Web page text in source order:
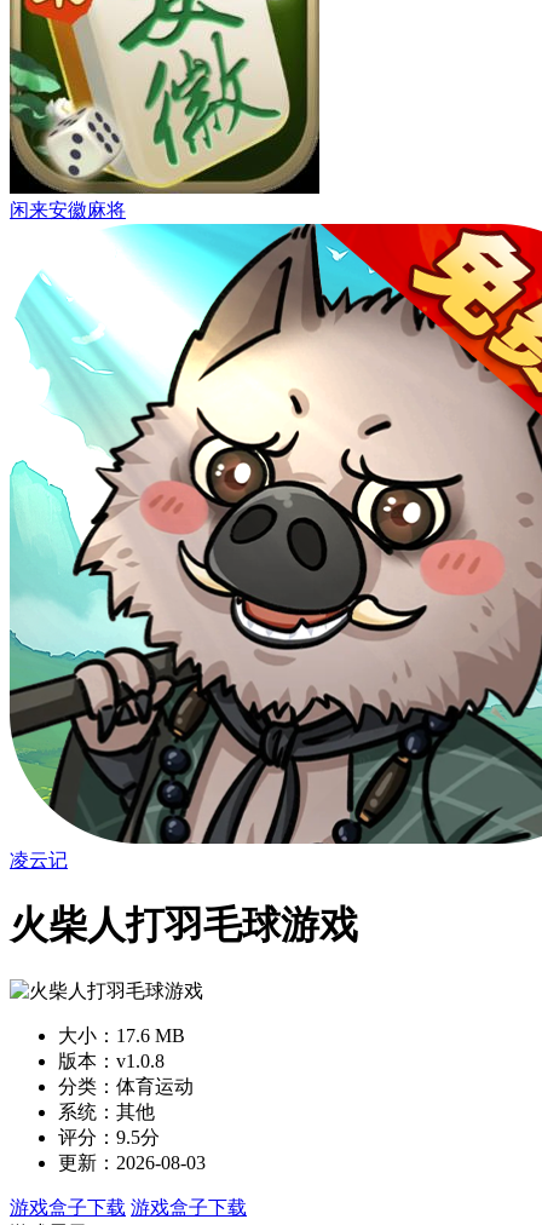
闲来安徽麻将
凌云记
火柴人打羽毛球游戏
大小：17.6 MB
版本：v1.0.8
分类：体育运动
系统：其他
评分：9.5分
更新：2026-08-03
游戏盒子下载 游戏盒子下载